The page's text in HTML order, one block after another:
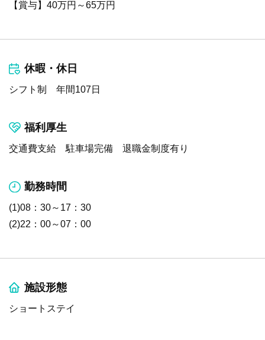
【賞与】40万円～65万円
休暇・休日
シフト制 年間107日
福利厚生
交通費支給 駐車場完備 退職金制度有り
勤務時間
(1)08：30～17：30
(2)22：00～07：00
施設形態
ショートステイ